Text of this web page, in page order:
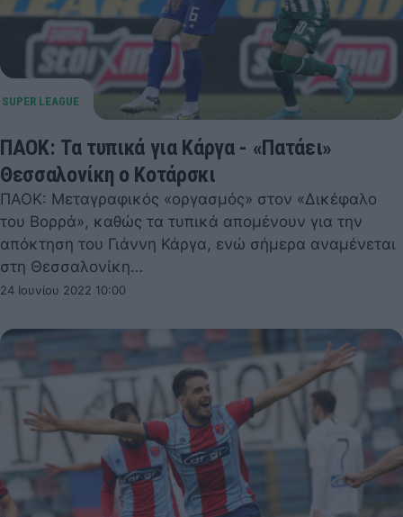
ΠΑΟΚ: Τα τυπικά για Κάργα - «Πατάει»
Θεσσαλονίκη ο Κοτάρσκι
ΠΑΟΚ: Μεταγραφικός «οργασμός» στον «Δικέφαλο
του Βορρά», καθώς τα τυπικά απομένουν για την
απόκτηση του Γιάννη Κάργα, ενώ σήμερα αναμένεται
στη Θεσσαλονίκη…
24 Ιουνίου 2022 10:00